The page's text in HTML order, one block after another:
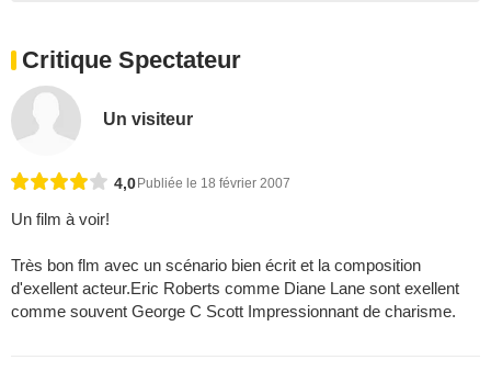
Critique Spectateur
Un visiteur
4,0 Publiée le 18 février 2007
Un film à voir!
Très bon flm avec un scénario bien écrit et la composition
d'exellent acteur.Eric Roberts comme Diane Lane sont exellent
comme souvent George C Scott Impressionnant de charisme.